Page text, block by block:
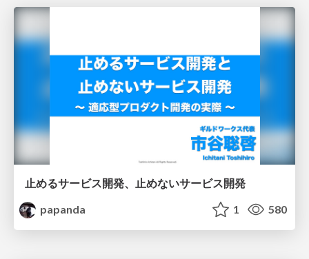
止めるサービス開発、止めないサービス開発
papanda
1 580